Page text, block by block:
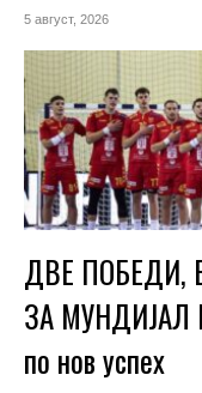
5 август, 2026
ДВЕ ПОБЕДИ,
ЗА МУНДИЈАЛ
по нов успех